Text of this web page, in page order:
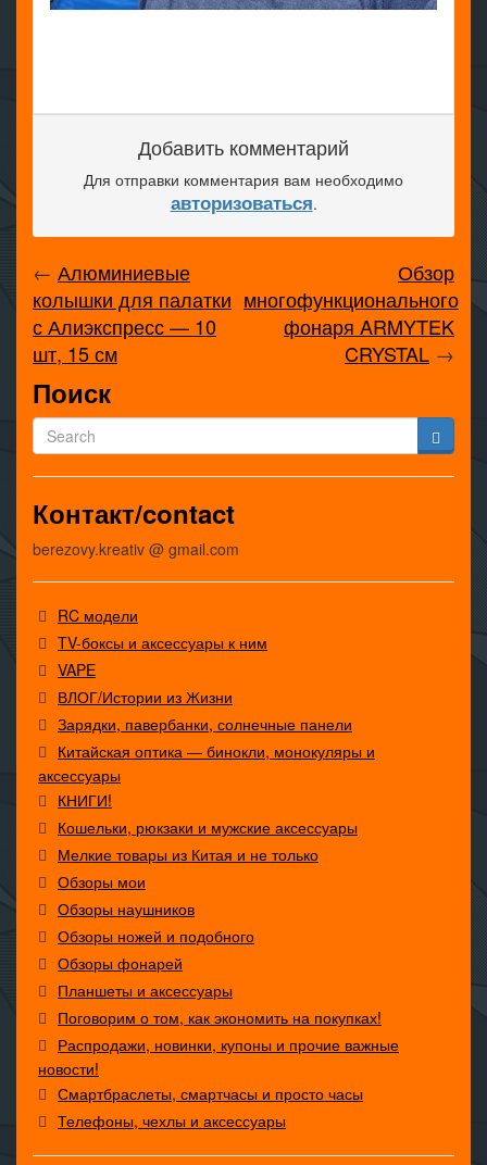
Добавить комментарий
Для отправки комментария вам необходимо
авторизоваться.
← Алюминиевые
колышки для палатки
с Алиэкспресс — 10
шт, 15 см
Обзор
многофункционального
фонаря ARMYTEK
CRYSTAL →
Поиск
Контакт/contact
berezovy.kreativ @ gmail.com
RC модели
TV-боксы и аксессуары к ним
VAPE
ВЛОГ/Истории из Жизни
Зарядки, павербанки, солнечные панели
Китайская оптика — бинокли, монокуляры и
аксессуары
КНИГИ!
Кошельки, рюкзаки и мужские аксессуары
Мелкие товары из Китая и не только
Обзоры мои
Обзоры наушников
Обзоры ножей и подобного
Обзоры фонарей
Планшеты и аксессуары
Поговорим о том, как экономить на покупках!
Распродажи, новинки, купоны и прочие важные
новости!
Смартбраслеты, смартчасы и просто часы
Телефоны, чехлы и аксессуары